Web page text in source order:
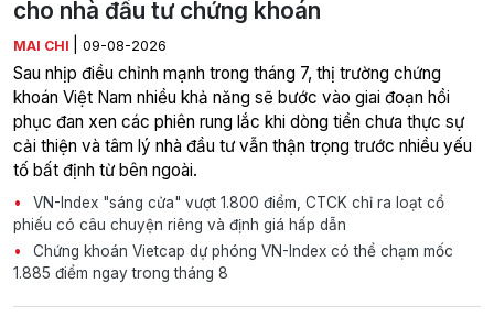
cho nhà đầu tư chứng khoán
MAI CHI 09-08-2026
Sau nhịp điều chỉnh mạnh trong tháng 7, thị trường chứng
khoán Việt Nam nhiều khả năng sẽ bước vào giai đoạn hồi
phục đan xen các phiên rung lắc khi dòng tiền chưa thực sự
cải thiện và tâm lý nhà đầu tư vẫn thận trọng trước nhiều yếu
tố bất định từ bên ngoài.
VN-Index "sáng cửa" vượt 1.800 điểm, CTCK chỉ ra loạt cổ
phiếu có câu chuyện riêng và định giá hấp dẫn
Chứng khoán Vietcap dự phóng VN-Index có thể chạm mốc
1.885 điểm ngay trong tháng 8